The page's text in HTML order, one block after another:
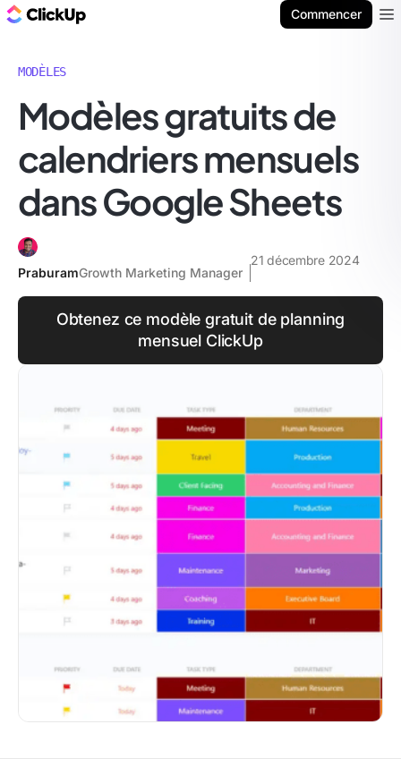
Commencer
MODÈLES
Modèles gratuits de
calendriers mensuels
dans Google Sheets
PraburamGrowth Marketing Manager
21 décembre 2024
Obtenez ce modèle gratuit de planning
mensuel ClickUp